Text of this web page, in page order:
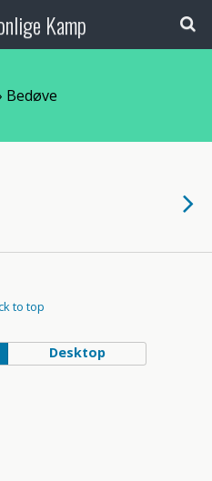
Kamp
Bedøve
to top
Desktop